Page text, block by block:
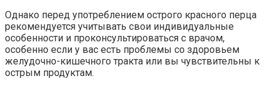
Однако перед употреблением острого красного перца
рекомендуется учитывать свои индивидуальные
особенности и проконсультироваться с врачом,
особенно если у вас есть проблемы со здоровьем
желудочно-кишечного тракта или вы чувствительны к
острым продуктам.